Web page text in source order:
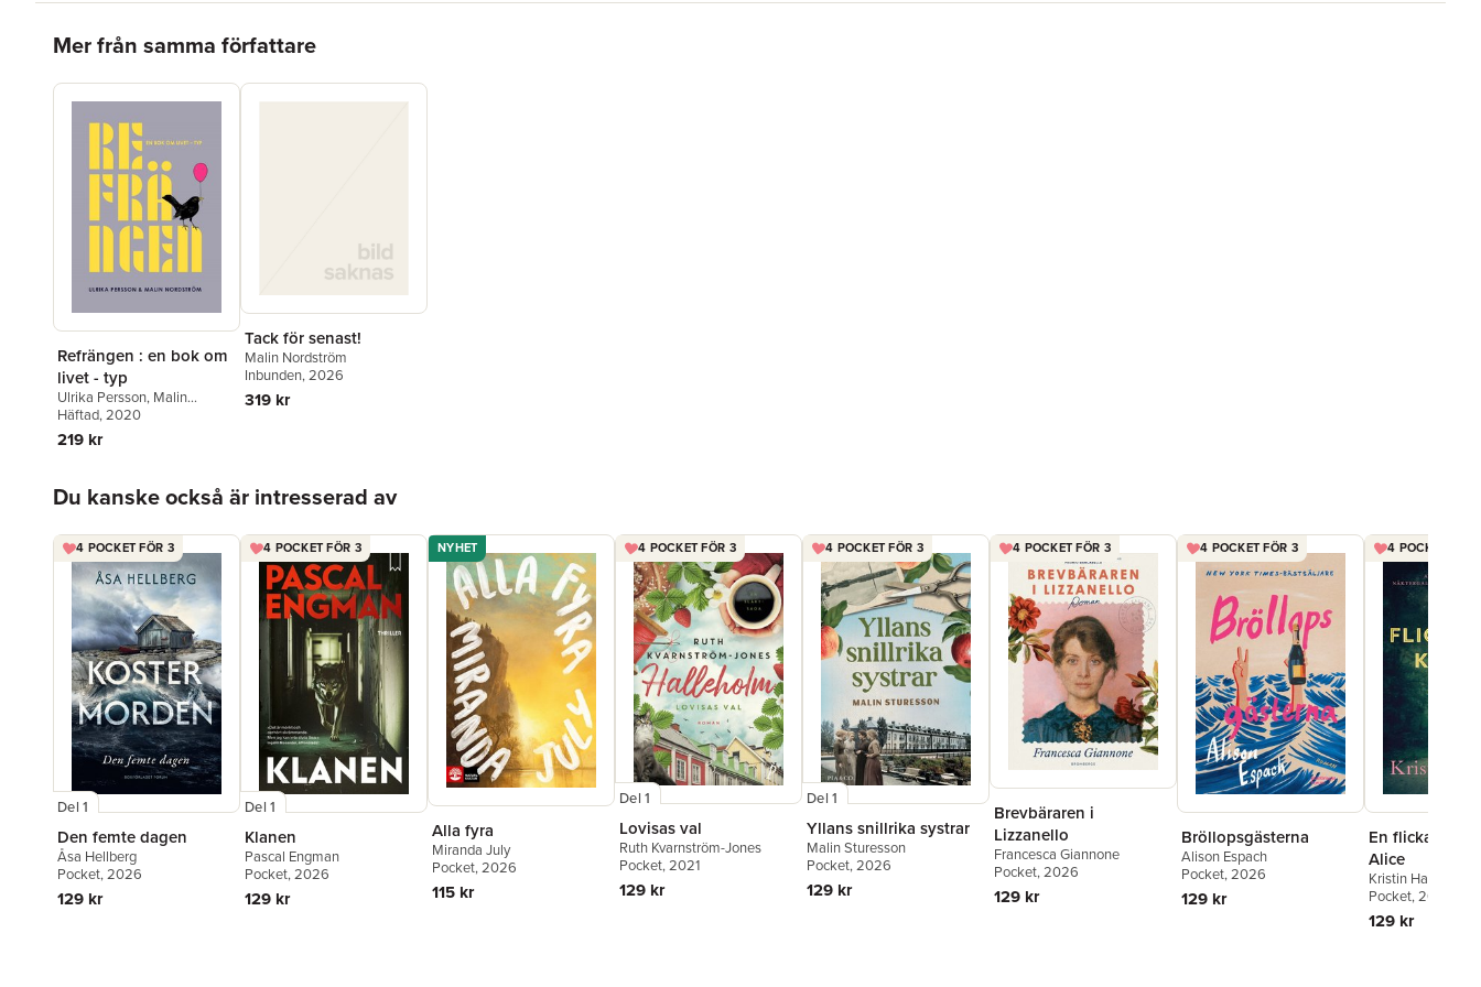
Mer från samma författare
Refrängen : en bok om
livet - typ
Ulrika Persson, Malin
Nordström
Häftad, 2020
219 kr
Tack för senast!
Malin Nordström
Inbunden, 2026
319 kr
Du kanske också är intresserad av
4 POCKET FÖR 3
Del 1
Den femte dagen
Åsa Hellberg
Pocket, 2026
129 kr
4 POCKET FÖR 3
Del 1
Klanen
Pascal Engman
Pocket, 2026
129 kr
NYHET
Alla fyra
Miranda July
Pocket, 2026
115 kr
4 POCKET FÖR 3
Del 1
Lovisas val
Ruth Kvarnström-Jones
Pocket, 2021
129 kr
4 POCKET FÖR 3
Del 1
Yllans snillrika systrar
Malin Sturesson
Pocket, 2026
129 kr
4 POCKET FÖR 3
Brevbäraren i
Lizzanello
Francesca Giannone
Pocket, 2026
129 kr
4 POCKET FÖR 3
Bröllopsgästerna
Alison Espach
Pocket, 2026
129 kr
4 POCKET FÖR
En flicka som
Alice
Kristin Hannah
Pocket, 2025
129 kr